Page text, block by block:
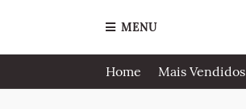
MENU
Home Mais Vendidos